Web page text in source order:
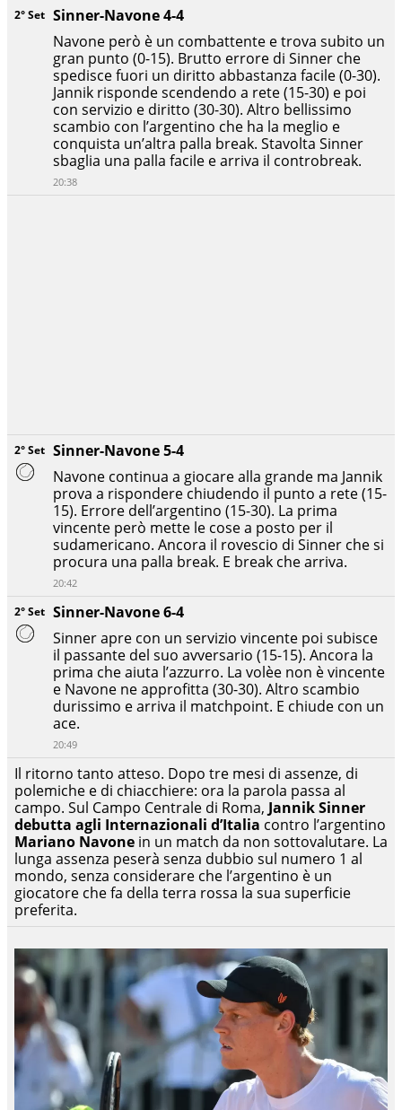
2° Set Sinner-Navone 6-4
Sinner apre con un servizio vincente poi subisce
il passante del suo avversario (15-15). Ancora la
prima che aiuta l’azzurro. La volèe non è vincente
e Navone ne approfitta (30-30). Altro scambio
durissimo e arriva il matchpoint. E chiude con un
ace.
20:49
2° Set Sinner-Navone 5-4
Navone continua a giocare alla grande ma Jannik
prova a rispondere chiudendo il punto a rete (15-
15). Errore dell’argentino (15-30). La prima
vincente però mette le cose a posto per il
sudamericano. Ancora il rovescio di Sinner che si
procura una palla break. E break che arriva.
20:42
2° Set Sinner-Navone 4-4
Navone però è un combattente e trova subito un
gran punto (0-15). Brutto errore di Sinner che
spedisce fuori un diritto abbastanza facile (0-30).
Jannik risponde scendendo a rete (15-30) e poi
con servizio e diritto (30-30). Altro bellissimo
scambio con l’argentino che ha la meglio e
conquista un’altra palla break. Stavolta Sinner
sbaglia una palla facile e arriva il controbreak.
20:38
Il ritorno tanto atteso. Dopo tre mesi di assenze, di
polemiche e di chiacchiere: ora la parola passa al
campo. Sul Campo Centrale di Roma, Jannik Sinner
debutta agli Internazionali d’Italia contro l’argentino
Mariano Navone in un match da non sottovalutare. La
lunga assenza peserà senza dubbio sul numero 1 al
mondo, senza considerare che l’argentino è un
giocatore che fa della terra rossa la sua superficie
preferita.